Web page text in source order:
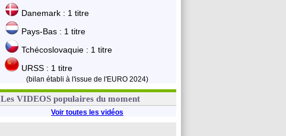
Danemark : 1 titre
Pays-Bas : 1 titre
Tchécoslovaquie : 1 titre
URSS : 1 titre
(bilan établi à l'issue de l'EURO 2024)
Les VIDEOS populaires du moment
Voir toutes les vidéos